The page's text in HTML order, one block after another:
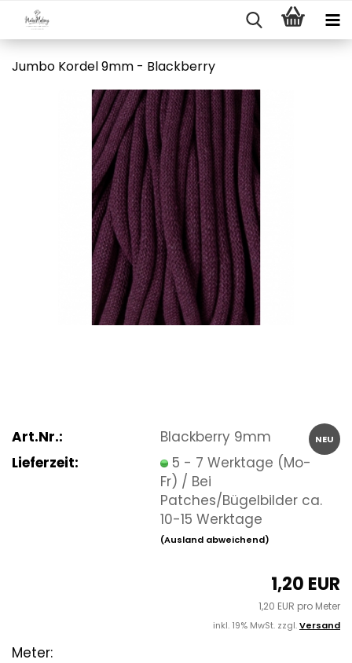
Jumbo Kordel 9mm - Blackberry
NEU
Art.Nr.:
Blackberry 9mm
Lieferzeit:
5 - 7 Werktage (Mo-
Fr) / Bei
Patches/Bügelbilder ca.
10-15 Werktage
(Ausland abweichend)
1,20 EUR
1,20 EUR pro Meter
inkl. 19% MwSt. zzgl.Versand
Meter: